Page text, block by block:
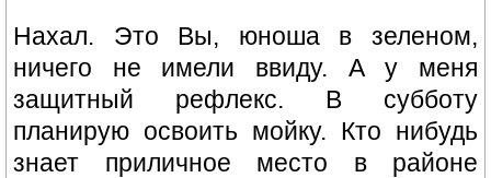
Нахал. Это Вы, юноша в зеленом,
ничего не имели ввиду. А у меня
защитный рефлекс. В субботу
планирую освоить мойку. Кто нибудь
знает приличное место в районе